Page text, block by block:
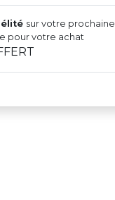
sur votre prochaine
pour votre achat